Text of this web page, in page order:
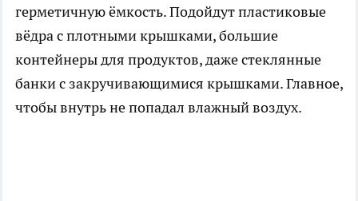
герметичную ёмкость. Подойдут пластиковые
вёдра с плотными крышками, большие
контейнеры для продуктов, даже стеклянные
банки с закручивающимися крышками. Главное,
чтобы внутрь не попадал влажный воздух.